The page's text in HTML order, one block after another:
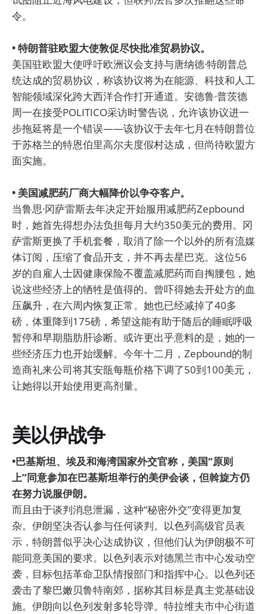
令。
• 特朗普驻欧盟大使敦促尽快批准贸易协议。
美国驻欧盟大使呼吁欧洲议会支持与唐纳德·特朗普总
统达成的贸易协议，称该协议将为在能源、科技和人工
智能领域深化跨大西洋合作打开通道。安德鲁·普茨德
周一在接受POLITICO采访时警告说，允许该协议进一
步拖延将是一个错误——该协议于去年七月在特朗普位
于苏格兰的特恩伯里高尔夫度假村达成，但尚待欧盟方
面实施。
• 美国减肥药厂商大幅降价以争夺客户。
当鲁思·冈萨雷斯去年决定开始服用减肥药Zepbound
时，她首先得想办法负担每月大约350美元的费用。冈
萨雷斯更换了手机套餐，取消了除一个以外的所有流媒
体订阅，压缩了食品开支，并不再去星巴克。这位56
岁的自雇人士因健康保险不覆盖减肥药而自掏腰包，她
说这些经济上的牺牲是值得的。曾吓得她去开处方的血
压飙升，在六周内恢复正常。她也已经减掉了40多
磅，体重降到175磅，希望这能有助于随后的睡眠呼吸
暂停和早期脂肪肝诊断。或许更出乎意料的是，她的一
些经济压力也开始缓解。今年十二月，Zepbound的制
造商礼来公司将其安瓿每瓶价格下调了50到100美元，
让她得以开始使用更高剂量。
美以伊战争
•巴基斯坦、埃及和海湾国家外交官称，美国“原则
上”同意参加在巴基斯坦举行的美伊会谈，但斡旋方仍
在努力说服伊朗。
而且由于谈判消息泄漏，这种“秘密外交”变得更加复
杂。伊朗坚决否认参与任何谈判。以色列高级官员表
示，特朗普似乎决心达成协议，但他们认为伊朗极不可
能同意美国的要求。以色列表示对德黑兰市中心发动空
袭，目标包括革命卫队情报部门和指挥中心。以色列还
袭击了黎巴嫩贝鲁特南郊，据称其目标是真主党基础设
施。伊朗向以色列发射多轮导弹。特拉维夫市中心街道